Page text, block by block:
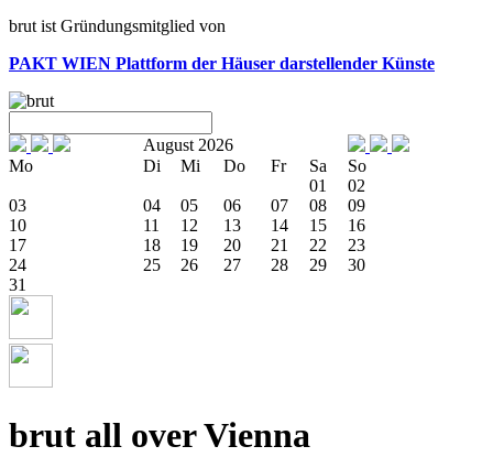
brut ist Gründungsmitglied von
PAKT WIEN Plattform der Häuser darstellender Künste
August 2026
Mo
Di Mi Do Fr Sa
So
01
02
03
04 05 06 07 08
09
10
11 12 13 14 15
16
17
18 19 20 21 22
23
24
25 26 27 28 29
30
31
brut all over Vienna